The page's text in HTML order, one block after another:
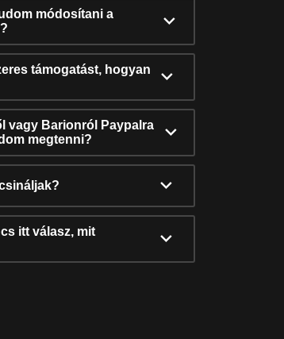
módosítani a
támogatást, hogyan
vagy Barionról Paypalra
megtenni?
itt válasz, mit